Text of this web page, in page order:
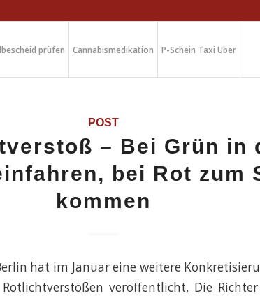
prüfen Cannabismedikation P-Schein Taxi Uber
POST
– Bei Grün in
bei Rot zum
kommen
hat im Januar eine weitere
veröffentlicht. Die